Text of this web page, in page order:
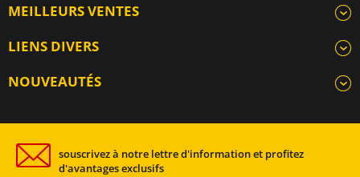
MEILLEURS VENTES
LIENS DIVERS
NOUVEAUTÉS
souscrivez à notre lettre d'information et profitez
d'avantages exclusifs